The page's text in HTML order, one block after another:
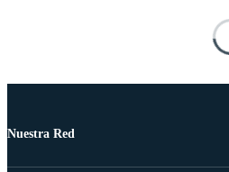
Nuestra Red